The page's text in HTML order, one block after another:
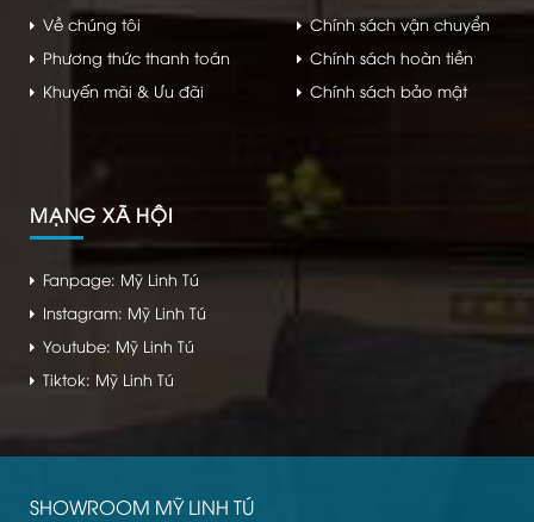
Về chúng tôi
Phương thức thanh toán
Khuyến mãi & Ưu đãi
Chính sách vận chuyển
Chính sách hoàn tiền
Chính sách bảo mật
MẠNG XÃ HỘI
Fanpage: Mỹ Linh Tú
Instagram: Mỹ Linh Tú
Youtube: Mỹ Linh Tú
Tiktok: Mỹ Linh Tú
SHOWROOM MỸ LINH TÚ